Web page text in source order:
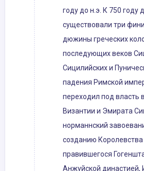
году до н.э. К 750 году
существовали три
дюжины греческих
последующих веков
Сицилийских и
падения Римской
переходил под власть
Византии и Эмирата
норманнский
созданию
правившегося
Анжуйской династией,